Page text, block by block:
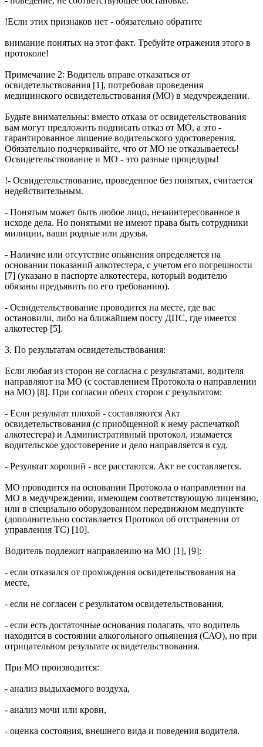
!Если этих признаков нет - обязательно обратите
внимание понятых на этот факт. Требуйте отражения этого в
протоколе!
Примечание 2: Водитель вправе отказаться от
освидетельствования [1], потребовав проведения
медицинского освидетельствования (МО) в медучреждении.
Будьте внимательны: вместо отказа от освидетельствования
вам могут предложить подписать отказ от МО, а это -
гарантированное лишение водительского удостоверения.
Обязательно подчеркивайте, что от МО не отказываетесь!
Освидетельствование и МО - это разные процедуры!
!- Освидетельствование, проведенное без понятых, считается
недействительным.
- Понятым может быть любое лицо, незаинтересованное в
исходе дела. Но понятыми не имеют права быть сотрудники
милиции, ваши родные или друзья.
- Наличие или отсутствие опьянения определяется на
основании показаний алкотестера, с учетом его погрешности
[7] (указано в паспорте алкотестера, который водителю
обязаны предъявить по его требованию).
- Освидетельствование проводится на месте, где вас
остановили, либо на ближайшем посту ДПС, где имеется
алкотестер [5].
3. По результатам освидетельствования:
Если любая из сторон не согласна с результатами, водителя
направляют на МО (с составлением Протокола о направлении
на МО) [8]. При согласии обеих сторон с результатом:
- Если результат плохой - составляются Акт
освидетельствования (с приобщенной к нему распечаткой
алкотестера) и Административный протокол, изымается
водительское удостоверение и дело направляется в суд.
- Результат хороший - все расстаются. Акт не составляется.
МО проводится на основании Протокола о направлении на
МО в медучреждении, имеющем соответствующую лицензию,
или в специально оборудованном передвижном медпункте
(дополнительно составляется Протокол об отстранении от
управления ТС) [10].
Водитель подлежит направлению на МО [1], [9]:
- если отказался от прохождения освидетельствования на
месте,
- если не согласен с результатом освидетельствования,
- если есть достаточные основания полагать, что водитель
находится в состоянии алкогольного опьянения (САО), но при
отрицательном результате освидетельствования.
При МО производится:
- анализ выдыхаемого воздуха,
- анализ мочи или крови,
- оценка состояния, внешнего вида и поведения водителя.